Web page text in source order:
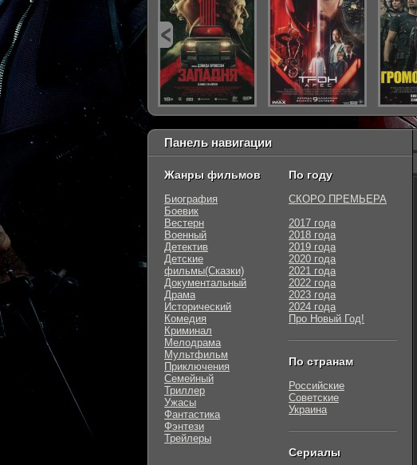
Панель навигации
Жанры фильмов
Биография
Боевик
Вестерн
Военный
Детектив
Детские
фильмы(Сказки)
Документальный
Драма
Исторический
Комедия
Криминал
Мелодрама
Мультфильм
Приключения
Семейный
Триллер
Ужасы
Фантастика
Фэнтези
Трейлеры
По году
СКОРО ПРЕМЬЕРА
2017 года
2018 года
2019 года
2020 года
2021 года
2022 года
2023 года
2024 года
Про Новый Год!
По странам
Российские
Советские
Украина
Сериалы